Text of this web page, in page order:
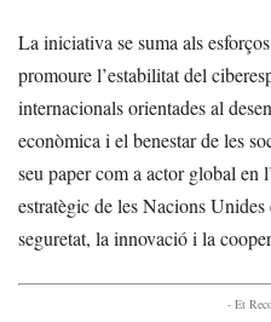
La iniciativa se suma als
promoure l’estabilitat del
internacionals orientades al
econòmica i el benestar de les
seu paper com a actor global en
estratègic de les Nacions
seguretat, la innovació i la
- Et